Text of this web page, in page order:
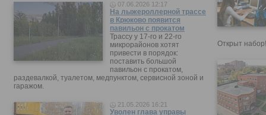
07.06.2026 12:17
На лыжероллерной трассе
в Крюково появится
павильон с прокатом
Трассу у 17-го и 22-го
микрорайонов хотят
привести в порядок:
поставить большой
павильон с прокатом,
раздевалкой, туалетом, медпунктом, сервисной зоной и
гаражом.
21.05.2026 16:21
Уволен глава управы
Открыт набор!